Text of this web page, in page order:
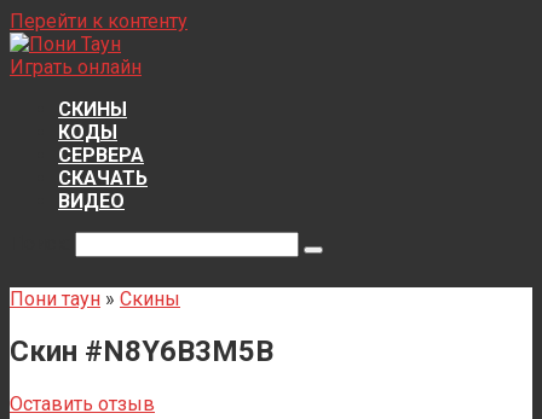
Перейти к контенту
Играть онлайн
СКИНЫ
КОДЫ
СЕРВЕРА
СКАЧАТЬ
ВИДЕО
Пони таун » Скины
Скин #N8Y6B3M5B
Оставить отзыв